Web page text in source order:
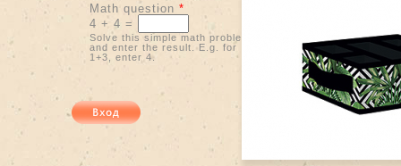
Math question *
4 + 4 =
Solve this simple math problem
and enter the result. E.g. for
1+3, enter 4.